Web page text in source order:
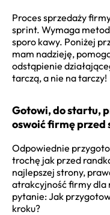
Proces sprzedaży
sprint. Wymaga
sporo kawy. Poniżej
mam nadzieję,
odstąpienie
tarczą, a nie na tarczy!
Gotowi, do startu,
oswoić firmę przed
Odpowiednie
trochę jak przed
najlepszej strony,
atrakcyjność firmy dla
pytanie: Jak
kroku?